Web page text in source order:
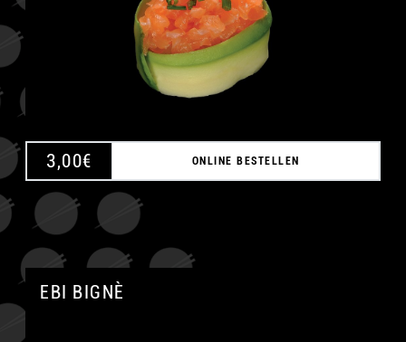
3,00€ ONLINE BESTELLEN
EBI BIGNÈ